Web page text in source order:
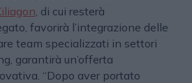
, di cui resterà
favorirà l’integrazione delle
team specializzati in settori
garantirà un’offerta
“Dopo aver portato